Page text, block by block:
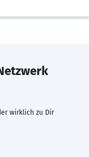
wirklich zu Dir